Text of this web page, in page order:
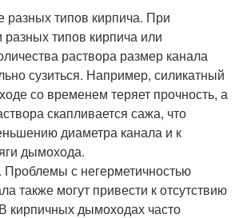
разных типов кирпича. При
разных типов кирпича или
раствора размер канала
сузиться. Например, силикатный
со временем теряет прочность, а
скапливается сажа, что
диаметра канала и к
дымохода.
Проблемы с негерметичностью
также могут привести к отсутствию
кирпичных дымоходах часто